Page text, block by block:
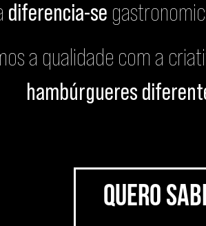
diferencia-se
a qualidade com a
hambúrgueres
Quero